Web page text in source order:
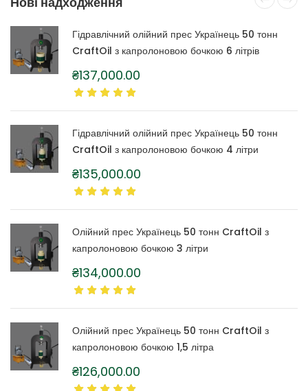
Гідравлічний олійний прес Українець 50 тонн
CraftOil з капролоновою бочкою 6 літрів
₴137,000.00
Гідравлічний олійний прес Українець 50 тонн
CraftOil з капролоновою бочкою 4 літри
₴135,000.00
Олійний прес Українець 50 тонн CraftOil з
капролоновою бочкою 3 літри
₴134,000.00
Олійний прес Українець 50 тонн CraftOil з
капролоновою бочкою 1,5 літра
₴126,000.00